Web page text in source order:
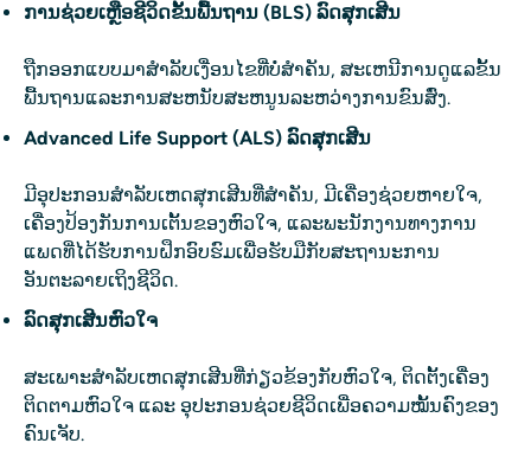
ການຊ່ວຍເຫຼືອຊີວິດຂັ້ນພື້ນຖານ (BLS) ລົດສຸກເສີນ
ຖືກອອກແບບມາສໍາລັບເງື່ອນໄຂທີ່ບໍ່ສໍາຄັນ, ສະເຫນີການດູແລຂັ້ນ
ພື້ນຖານແລະການສະຫນັບສະຫນູນລະຫວ່າງການຂົນສົ່ງ.
Advanced Life Support (ALS) ລົດສຸກເສີນ
ມີອຸປະກອນສໍາລັບເຫດສຸກເສີນທີ່ສໍາຄັນ, ມີເຄື່ອງຊ່ວຍຫາຍໃຈ,
ເຄື່ອງປ້ອງກັນການເຕັ້ນຂອງຫົວໃຈ, ແລະພະນັກງານທາງການ
ແພດທີ່ໄດ້ຮັບການຝຶກອົບຮົມເພື່ອຮັບມືກັບສະຖານະການ
ອັນຕະລາຍເຖິງຊີວິດ.
ລົດສຸກເສີນຫົວໃຈ
ສະເພາະສຳລັບເຫດສຸກເສີນທີ່ກ່ຽວຂ້ອງກັບຫົວໃຈ, ຕິດຕັ້ງເຄື່ອງ
ຕິດຕາມຫົວໃຈ ແລະ ອຸປະກອນຊ່ວຍຊີວິດເພື່ອຄວາມໝັ້ນຄົງຂອງ
ຄົນເຈັບ.